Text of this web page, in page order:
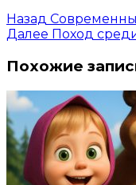
Назад
Далее Поход
Похожие